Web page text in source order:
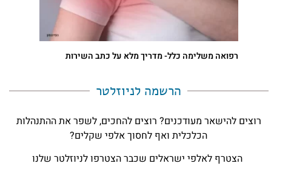
רפואה משלימה כלל- מדריך מלא על כתב השירות
הרשמה לניוזלטר​
רוצים להישאר מעודכנים? רוצים להחכים, לשפר את ההתנהלות
הכלכלית ואף לחסוך אלפי שקלים?
הצטרף לאלפי ישראלים שכבר הצטרפו לניוזלטר שלנו